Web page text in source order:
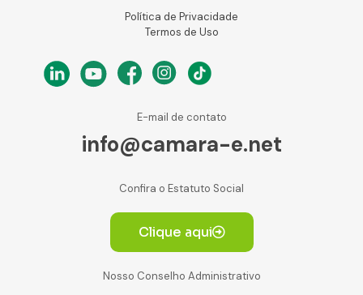
Política de Privacidade
Termos de Uso
E-mail de contato
info@camara-e.net
Confira o Estatuto Social
Clique aqui
Nosso Conselho Administrativo